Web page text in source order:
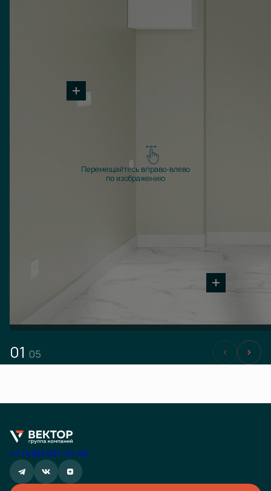
Перемещайтесь вправо-влево
по изображению
01 05
+7 (495) 021-21-40